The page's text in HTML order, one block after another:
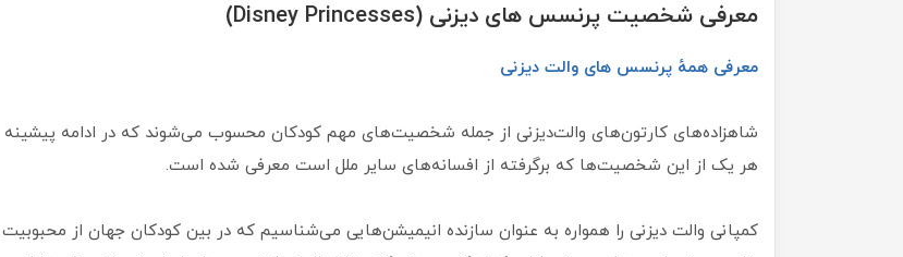
معرفی شخصیت پرنسس های دیزنی (Disney Princesses)
معرفی همهٔ پرنسس‌ های والت‌ دیزنی
شاهزاده‌های کارتون‌های والت‌دیزنی از جمله شخصیت‌های مهم کودکان محسوب می‌شوند که در ادامه پیشینه
هر یک از این شخصیت‌ها که برگرفته از افسانه‌های سایر ملل است معرفی شده است.
کمپانی والت دیزنی را همواره به عنوان سازنده انیمیشن‌هایی می‌شناسیم که در بین کودکان جهان از محبوبیت